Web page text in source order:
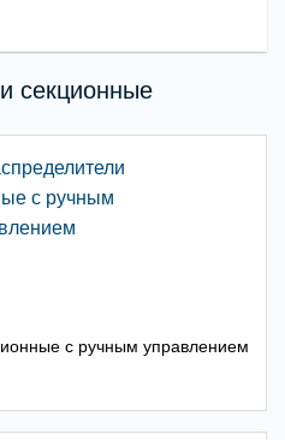
секционные
с ручным управлением